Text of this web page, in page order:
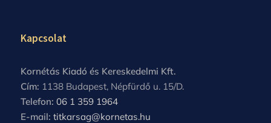
Kapcsolat
Kornétás Kiadó és Kereskedelmi Kft.
Cím: 1138 Budapest, Népfürdő u. 15/D.
Telefon: 06 1 359 1964
E-mail: titkarsag@kornetas.hu